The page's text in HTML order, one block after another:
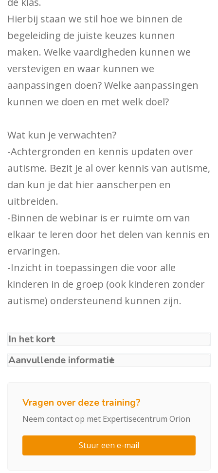
Hierbij staan we stil hoe we binnen de
begeleiding de juiste keuzes kunnen
maken. Welke vaardigheden kunnen we
verstevigen en waar kunnen we
aanpassingen doen? Welke aanpassingen
kunnen we doen en met welk doel?
Wat kun je verwachten?
-Achtergronden en kennis updaten over
autisme. Bezit je al over kennis van autisme,
dan kun je dat hier aanscherpen en
uitbreiden.
-Binnen de webinar is er ruimte om van
elkaar te leren door het delen van kennis en
ervaringen.
-Inzicht in toepassingen die voor alle
kinderen in de groep (ook kinderen zonder
autisme) ondersteunend kunnen zijn.
In het kort
Aanvullende informatie
Vragen over deze training?
Neem contact op met Expertisecentrum Orion
Stuur een e-mail